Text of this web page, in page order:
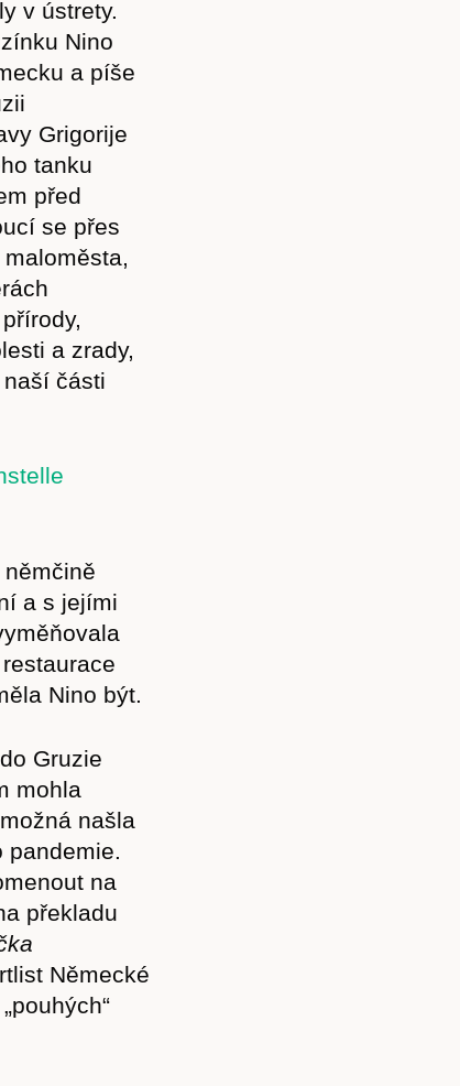
v ústrety.
Nino
a píše
Grigorije
tanku
před
se přes
a zrady,
naší části
němčině
a s jejími
Nino být.
Gruzie
mohla
možná našla
pandemie.
na
překladu
Německé